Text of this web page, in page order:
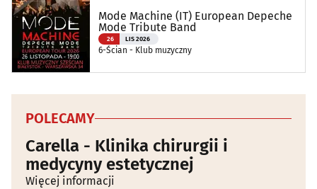
Mode Machine (IT) European Depeche
Mode Tribute Band
26 LIS 2026
6-Ścian - Klub muzyczny
POLECAMY
Carella - Klinika chirurgii i
medycyny estetycznej
Więcej informacji